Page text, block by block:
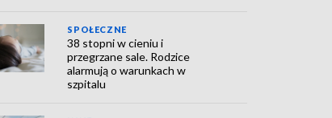
SPOŁECZNE
38 stopni w cieniu i
przegrzane sale. Rodzice
alarmują o warunkach w
szpitalu